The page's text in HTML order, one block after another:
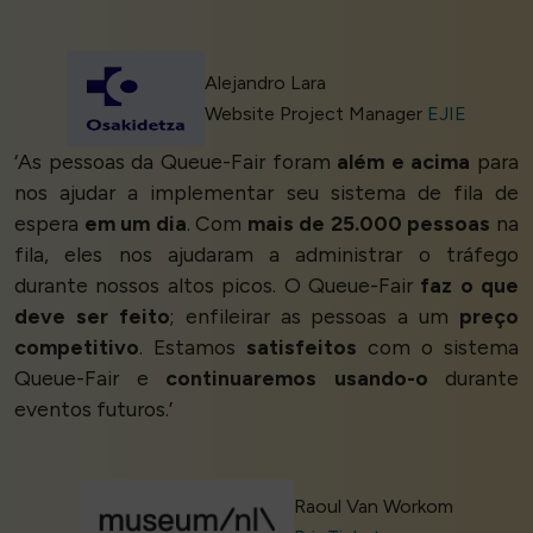
Alejandro Lara
Website Project Manager EJIE
‘As pessoas da Queue-Fair foram além e acima para
nos ajudar a implementar seu sistema de fila de
espera em um dia. Com mais de 25.000 pessoas na
fila, eles nos ajudaram a administrar o tráfego
durante nossos altos picos. O Queue-Fair faz o que
deve ser feito; enfileirar as pessoas a um preço
competitivo. Estamos satisfeitos com o sistema
Queue-Fair e continuaremos usando-o durante
eventos futuros.’
Raoul Van Workom